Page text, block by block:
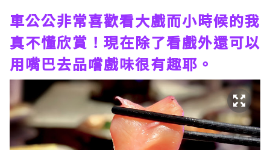
車公公非常喜歡看大戲而小時候的我
真不懂欣賞！現在除了看戲外還可以
用嘴巴去品嚐戲味很有趣耶。